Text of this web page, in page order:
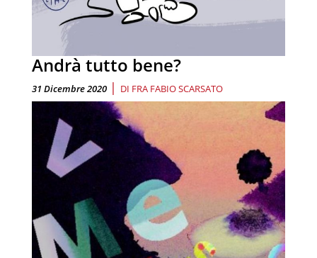
Andrà tutto bene?
31 Dicembre 2020 | DI FRA FABIO SCARSATO